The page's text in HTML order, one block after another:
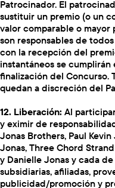
Patrocinador. El
sustituir un premio (o un
valor comparable o mayor
son responsables de
con la recepción del
instantáneos se cumplirán
finalización del Concurso.
quedan a discreción del
12. Liberación: Al
y eximir de
Jonas Brothers, Paul
Jonas, Three Chord
y Danielle Jonas y cada
subsidiarias, afiliadas,
publicidad/promoción y